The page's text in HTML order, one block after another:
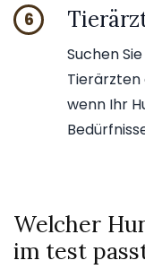
6
Suchen
wenn Ihr
Welcher
im test